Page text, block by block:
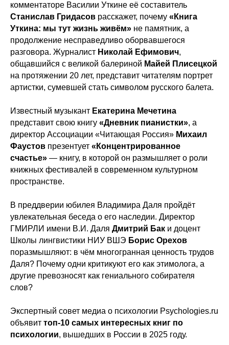
комментаторе Василии Уткине её составитель
Станислав Гридасов расскажет, почему «Книга
Уткина: мы тут жизнь живём» не памятник, а
продолжение несправедливо оборвавшегося
разговора. Журналист Николай Ефимович,
общавшийся с великой балериной Майей Плисецкой
на протяжении 20 лет, представит читателям портрет
артистки, сумевшей стать символом русского балета.
Известный музыкант Екатерина Мечетина
представит свою книгу «Дневник пианистки», а
директор Ассоциации «Читающая Россия» Михаил
Фаустов презентует «Концентрированное
счастье» — книгу, в которой он размышляет о роли
книжных фестивалей в современном культурном
пространстве.
В преддверии юбилея Владимира Даля пройдёт
увлекательная беседа о его наследии. Директор
ГМИРЛИ имени В.И. Даля Дмитрий Бак и доцент
Школы лингвистики НИУ ВШЭ Борис Орехов
поразмышляют: в чём многогранная ценность трудов
Даля? Почему одни критикуют его как этимолога, а
другие превозносят как гениального собирателя
слов?
Экспертный совет медиа о психологии Psychologies.ru
объявит топ-10 самых интересных книг по
психологии, вышедших в России в 2025 году.